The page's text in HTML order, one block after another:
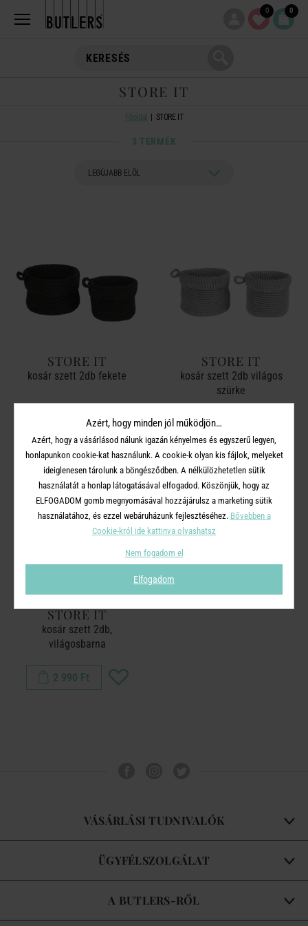
0 0
STORE IT
Főoldal STORE IT
3 TERMÉK
STORE IT
kosár szett 2db fekete
2 990 Ft
STORE IT
kosár szett 2db világos
szürke
2 990 Ft
STORE IT
kosár szett 2db,
világosbarna
2 990 Ft
VÁSÁRLÁSI TUDNIVALÓK
ÜGYFÉLSZOLGÁLAT
A BUTLERS-RŐL
Azért, hogy minden jól működjön…
Azért, hogy a vásárlásod nálunk igazán kényelmes és egyszerű legyen,
honlapunkon cookie-kat használunk. A cookie-k olyan kis fájlok, melyeket
ideiglenesen tárolunk a böngésződben. A nélkülözhetetlen sütik
használatát a honlap látogatásával elfogadod. Köszönjük, hogy az
ELFOGADOM gomb megnyomásával hozzájárulsz a marketing sütik
használatához, és ezzel webáruházunk fejlesztéséhez. Bővebben a
Cookie-król ide kattinva olvashatsz
Nem fogadom el
Elfogadom